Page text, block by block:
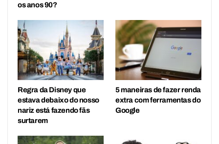
os anos 90?
Regra da Disney que
estava debaixo do nosso
nariz está fazendo fãs
surtarem
5 maneiras de fazer renda
extra com ferramentas do
Google